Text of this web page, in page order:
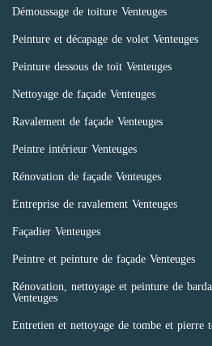
Démoussage de toiture Venteuges
Peinture et décapage de volet Venteuges
Peinture dessous de toit Venteuges
Nettoyage de façade Venteuges
Ravalement de façade Venteuges
Peintre intérieur Venteuges
Rénovation de façade Venteuges
Entreprise de ravalement Venteuges
Façadier Venteuges
Peintre et peinture de façade Venteuges
Rénovation, nettoyage et peinture de
Venteuges
Entretien et nettoyage de tombe et pierre